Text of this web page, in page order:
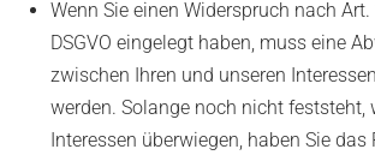
Wenn Sie einen Widerspruch nach Art.
DSGVO eingelegt haben, muss eine
zwischen Ihren und unseren
werden. Solange noch nicht feststeht,
Interessen überwiegen, haben Sie das